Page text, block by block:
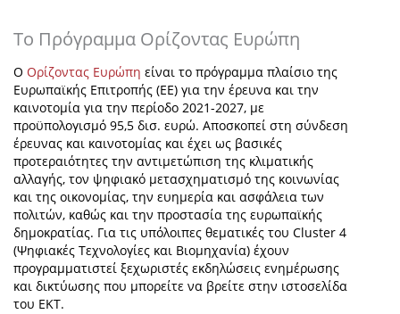
Το Πρόγραμμα Ορίζοντας Ευρώπη
Ο Ορίζοντας Ευρώπη είναι το πρόγραμμα πλαίσιο της
Ευρωπαϊκής Επιτροπής (ΕΕ) για την έρευνα και την
καινοτομία για την περίοδο 2021-2027, με
προϋπολογισμό 95,5 δισ. ευρώ. Αποσκοπεί στη σύνδεση
έρευνας και καινοτομίας και έχει ως βασικές
προτεραιότητες την αντιμετώπιση της κλιματικής
αλλαγής, τον ψηφιακό μετασχηματισμό της κοινωνίας
και της οικονομίας, την ευημερία και ασφάλεια των
πολιτών, καθώς και την προστασία της ευρωπαϊκής
δημοκρατίας. Για τις υπόλοιπες θεματικές του Cluster 4
(Ψηφιακές Τεχνολογίες και Βιομηχανία) έχουν
προγραμματιστεί ξεχωριστές εκδηλώσεις ενημέρωσης
και δικτύωσης που μπορείτε να βρείτε στην ιστοσελίδα
του ΕΚΤ.